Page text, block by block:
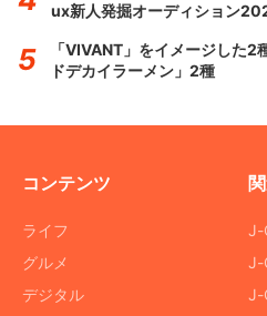
ux新人発掘オーディション
「VIVANT」をイメージした
ドデカイラーメン」2種
コンテンツ
ライフ
グルメ
デジタル
J-
J-
J-